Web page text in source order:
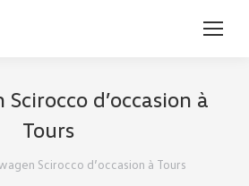
d’occasion à
Tours
Scirocco d’occasion à Tours